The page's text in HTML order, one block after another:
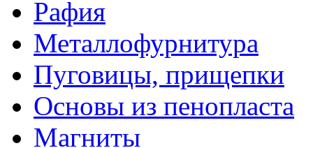
Рафия
Металлофурнитура
Пуговицы, прищепки
Основы из пенопласта
Магниты